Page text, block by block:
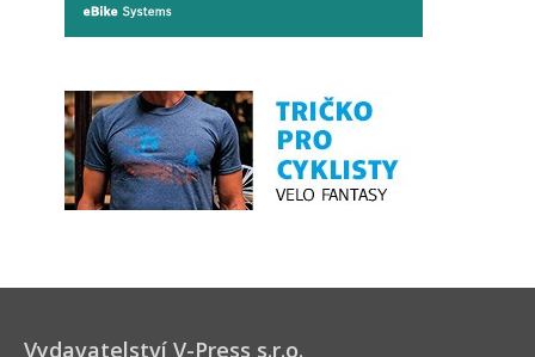
Vydavatelství V-Press s.r.o.